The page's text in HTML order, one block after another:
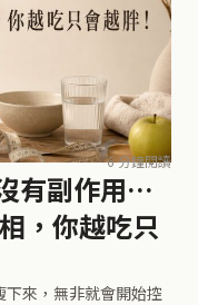
6 分鐘閱讀
有副作用…
，你越吃只
來，無非就會開始控